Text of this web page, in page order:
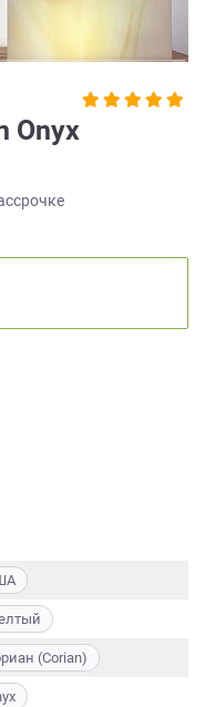
Onyx
(Corian)